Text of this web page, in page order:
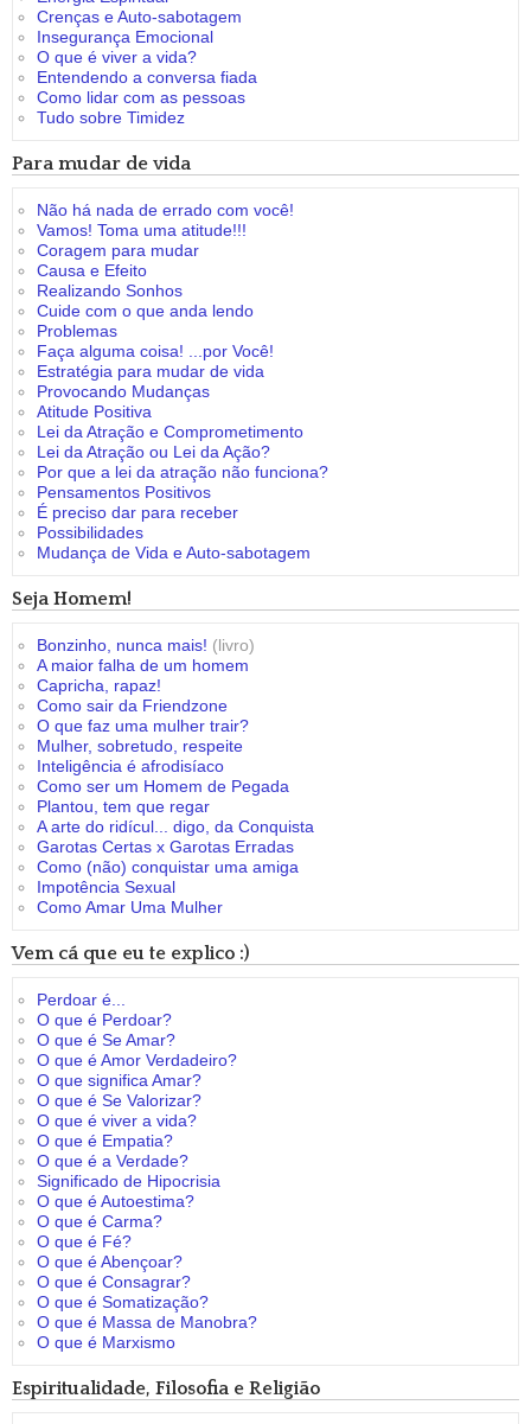
Crenças e Auto-sabotagem
Insegurança Emocional
O que é viver a vida?
Entendendo a conversa fiada
Como lidar com as pessoas
Tudo sobre Timidez
Para mudar de vida
Não há nada de errado com você!
Vamos! Toma uma atitude!!!
Coragem para mudar
Causa e Efeito
Realizando Sonhos
Cuide com o que anda lendo
Problemas
Faça alguma coisa! ...por Você!
Estratégia para mudar de vida
Provocando Mudanças
Atitude Positiva
Lei da Atração e Comprometimento
Lei da Atração ou Lei da Ação?
Por que a lei da atração não funciona?
Pensamentos Positivos
É preciso dar para receber
Possibilidades
Mudança de Vida e Auto-sabotagem
Seja Homem!
Bonzinho, nunca mais! (livro)
A maior falha de um homem
Capricha, rapaz!
Como sair da Friendzone
O que faz uma mulher trair?
Mulher, sobretudo, respeite
Inteligência é afrodisíaco
Como ser um Homem de Pegada
Plantou, tem que regar
A arte do ridícul... digo, da Conquista
Garotas Certas x Garotas Erradas
Como (não) conquistar uma amiga
Impotência Sexual
Como Amar Uma Mulher
Vem cá que eu te explico :)
Perdoar é...
O que é Perdoar?
O que é Se Amar?
O que é Amor Verdadeiro?
O que significa Amar?
O que é Se Valorizar?
O que é viver a vida?
O que é Empatia?
O que é a Verdade?
Significado de Hipocrisia
O que é Autoestima?
O que é Carma?
O que é Fé?
O que é Abençoar?
O que é Consagrar?
O que é Somatização?
O que é Massa de Manobra?
O que é Marxismo
Espiritualidade, Filosofia e Religião